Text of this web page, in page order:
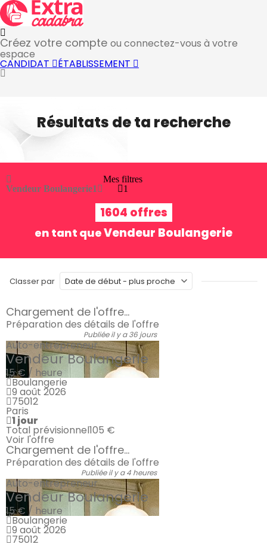
Créez votre compte ou connectez-vous à votre
espace
CANDIDAT ÉTABLISSEMENT
Résultats de ta recherche
Vendeur Boulangerie1
Mes filtres
1
1604 offres
en tant queVendeur Boulangerie
Classer par
Chargement de l'offre...
Préparation des détails de l'offre
Publiée il y a 36 jours
Auto-entrepreneur
Vendeur Boulangerie
15 € / heure
Boulangerie
9 août 2026
75012
Paris
1 jour
Total prévisionnel105 €
Voir l'offre
Chargement de l'offre...
Préparation des détails de l'offre
Publiée il y a 4 heures
Auto-entrepreneur
Vendeur Boulangerie
15 € / heure
Boulangerie
9 août 2026
75012